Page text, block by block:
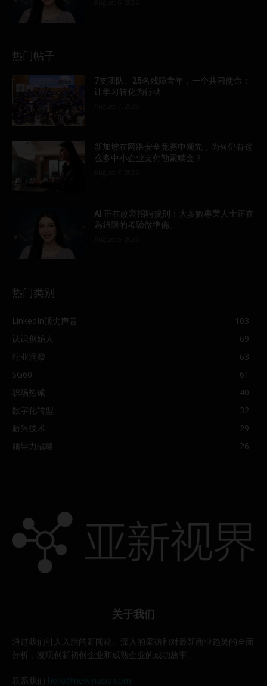
热门帖子
7支团队、25名残障青年，一个共同使命：
让学习转化为行动
新加坡在网络安全竞赛中领先，为何仍有这
么多中小企业支付勒索赎金？
AI 正在改寫招聘規則：大多數專業人士正在
為錯誤的考驗做準備。
热门类别
LinkedIn顶尖声音
103
认识创始人
69
行业洞察
63
SG60
61
职场热诚
40
数字化转型
32
新兴技术
29
领导力战略
26
关于我们
通过我们引人入胜的新闻稿、深入的采访和对最新商业趋势的全面
分析，发现创新初创企业和成熟企业的成功故事。
联系我们 hello@newinasia.com